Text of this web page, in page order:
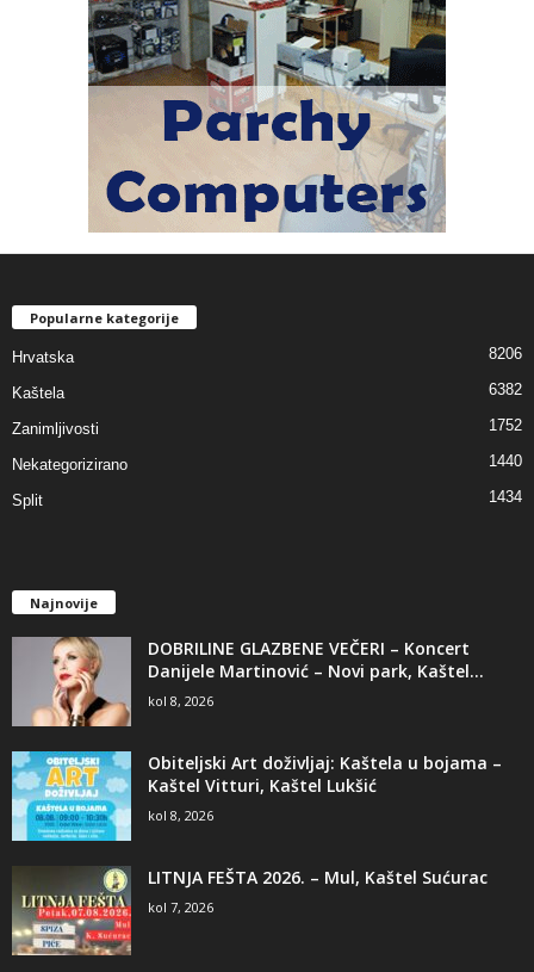
Popularne kategorije
Hrvatska 8206
Kaštela 6382
Zanimljivosti 1752
Nekategorizirano 1440
Split 1434
Najnovije
DOBRILINE GLAZBENE VEČERI – Koncert
Danijele Martinović – Novi park, Kaštel...
kol 8, 2026
Obiteljski Art doživljaj: Kaštela u bojama –
Kaštel Vitturi, Kaštel Lukšić
kol 8, 2026
LITNJA FEŠTA 2026. – Mul, Kaštel Sućurac
kol 7, 2026